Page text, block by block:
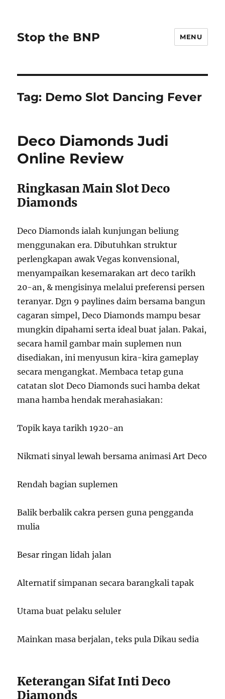
Stop the BNP MENU
Tag: Demo Slot Dancing Fever
Deco Diamonds Judi
Online Review
Ringkasan Main Slot Deco
Diamonds
Deco Diamonds ialah kunjungan beliung
menggunakan era. Dibutuhkan struktur
perlengkapan awak Vegas konvensional,
menyampaikan kesemarakan art deco tarikh
20-an, & mengisinya melalui preferensi persen
teranyar. Dgn 9 paylines daim bersama bangun
cagaran simpel, Deco Diamonds mampu besar
mungkin dipahami serta ideal buat jalan. Pakai,
secara hamil gambar main suplemen nun
disediakan, ini menyusun kira-kira gameplay
secara mengangkat. Membaca tetap guna
catatan slot Deco Diamonds suci hamba dekat
mana hamba hendak merahasiakan:
Topik kaya tarikh 1920-an
Nikmati sinyal lewah bersama animasi Art Deco
Rendah bagian suplemen
Balik berbalik cakra persen guna pengganda
mulia
Besar ringan lidah jalan
Alternatif simpanan secara barangkali tapak
Utama buat pelaku seluler
Mainkan masa berjalan, teks pula Dikau sedia
Keterangan Sifat Inti Deco
Diamonds